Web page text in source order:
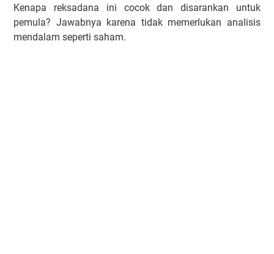
Kenapa reksadana ini cocok dan disarankan untuk
pemula? Jawabnya karena tidak memerlukan analisis
mendalam seperti saham.